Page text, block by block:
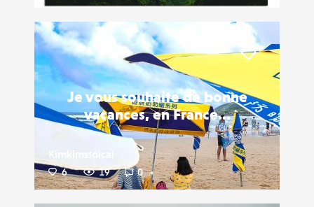
Je vous souhaite de bonne
vacances, en France...
6 19 0